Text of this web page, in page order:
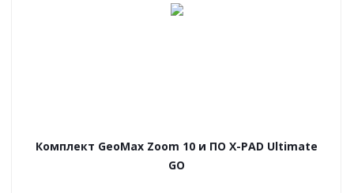
Комплект GeoMax Zoom 10 и ПО X-PAD Ultimate
GO